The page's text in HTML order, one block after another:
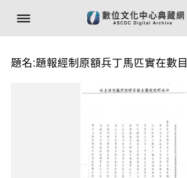
題名:題報經制原額兵丁馬匹實在數目